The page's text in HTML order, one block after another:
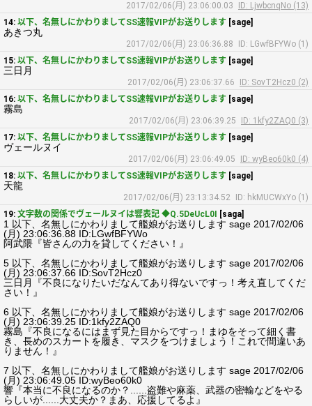
2017/02/06(月) 23:06:00.03
ID: LjwbcnqNo (13)
14: 以下、名無しにかわりましてSS速報VIPがお送りします [sage]
あきつ丸
2017/02/06(月) 23:06:36.88
ID: LGwfBFYWo (1)
15: 以下、名無しにかわりましてSS速報VIPがお送りします [sage]
三日月
2017/02/06(月) 23:06:37.66
ID: SovT2Hcz0 (2)
16: 以下、名無しにかわりましてSS速報VIPがお送りします [sage]
霧島
2017/02/06(月) 23:06:39.25
ID: 1kfy2ZAQ0 (3)
17: 以下、名無しにかわりましてSS速報VIPがお送りします [sage]
ヴェールヌイ
2017/02/06(月) 23:06:49.05
ID: wyBeo60k0 (4)
18: 以下、名無しにかわりましてSS速報VIPがお送りします [sage]
天龍
2017/02/06(月) 23:13:34.52
ID: hkMUCWxYo (1)
19: 文字数の関係でヴェールヌイは響表記 ◆Q.5DeUcL0I [saga]
1 以下、名無しにかわりまして艦娘がお送りします sage 2017/02/06
(月) 23:06:36.88 ID:LGwfBFYWo
阿武隈『皆さんの力を貸してください！』
5 以下、名無しにかわりまして艦娘がお送りします sage 2017/02/06
(月) 23:06:37.66 ID:SovT2Hcz0
三日月『不良になりたいだなんてあり得ないですっ！考え直してくだ
さい！』
6 以下、名無しにかわりまして艦娘がお送りします sage 2017/02/06
(月) 23:06:39.25 ID:1kfy2ZAQ0
霧島『不良になるにはまず見た目からですっ！まゆをそって細く書
き、長めのスカートを履き、マスクをつけましょう！これで間違いあ
りません！』
7 以下、名無しにかわりまして艦娘がお送りします sage 2017/02/06
(月) 23:06:49.05 ID:wyBeo60k0
響『本当に不良になるのか？......盗難や麻薬、武器の密輸などをやる
らしいが......大丈夫か？まあ、応援してるよ』